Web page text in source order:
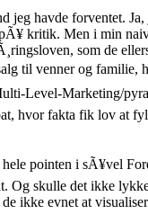
jeg havde forventet.
kritik. Men i min
som de
til venner og
Level-Marketing/
hvor fakta fik lov at
hele pointen i
skulle det ikke
ikke evnet at